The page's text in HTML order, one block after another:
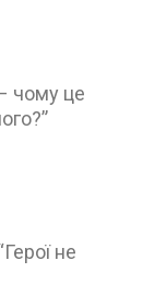
чому це
не